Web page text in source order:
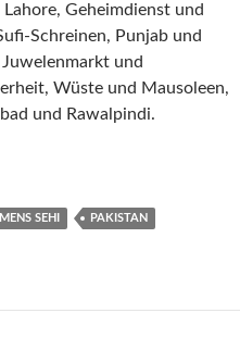
Geheimdienst und
Schreinen, Punjab und
und
Wüste und Mausoleen,
und Rawalpindi.
Reise durch ein verborgenes
SEHI PAKISTAN